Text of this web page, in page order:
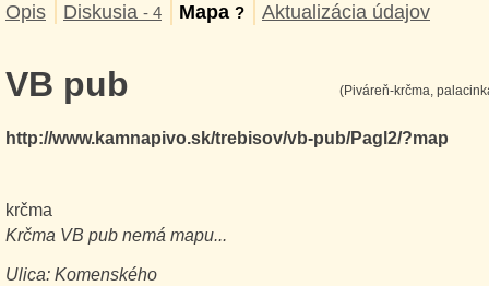
Opis Diskusia - 4 Mapa ? Aktualizácia údajov
VB pub
http://www.kamnapivo.sk/trebisov/vb-pub/Pagl2/?map
krčma
(Piváreň-krčma,
Krčma VB pub nemá mapu...
Ulica: Komenského